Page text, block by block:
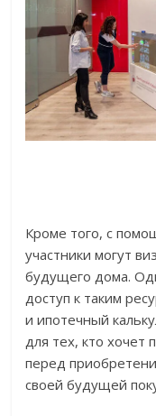
Кроме того, с
участники могут
будущего дома.
доступ к таким
и ипотечный
для тех, кто хочет
перед
своей будущей